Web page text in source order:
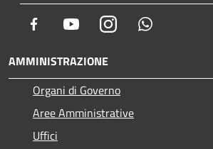
Facebook YoutubeInstagram
AMMINISTRAZIONE
Organi di Governo
Aree Amministrative
Uffici